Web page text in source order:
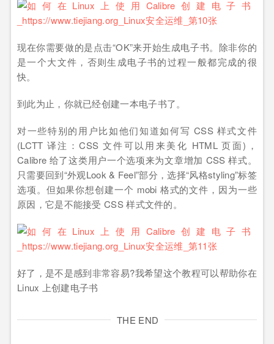
现在你需要做的是点击“OK”来开始生成电子书。除非你的
是一个大文件，否则生成电子书的过程一般都完成的很
快。
到此为止，你就已经创建一本电子书了。
对一些特别的用户比如他们知道如何写 CSS 样式文件
(LCTT 译注：CSS 文件可以用来美化 HTML 页面)，
Calibre 给了这类用户一个选项来为文章增加 CSS 样式。
只需要回到“外观Look & Feel”部分，选择“风格styling”标签
选项。但如果你想创建一个 mobi 格式的文件，因为一些
原因，它是不能接受 CSS 样式文件的。
好了，是不是感到非常容易?我希望这个教程可以帮助你在
Linux 上创建电子书
THE END